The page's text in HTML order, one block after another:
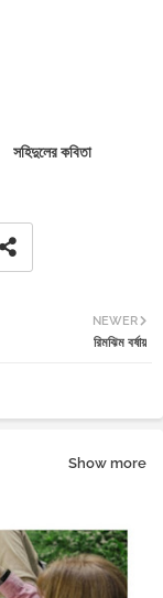
সহিদুলের কবিতা
NEWER
রিমঝিম বর্ষায়
Show more